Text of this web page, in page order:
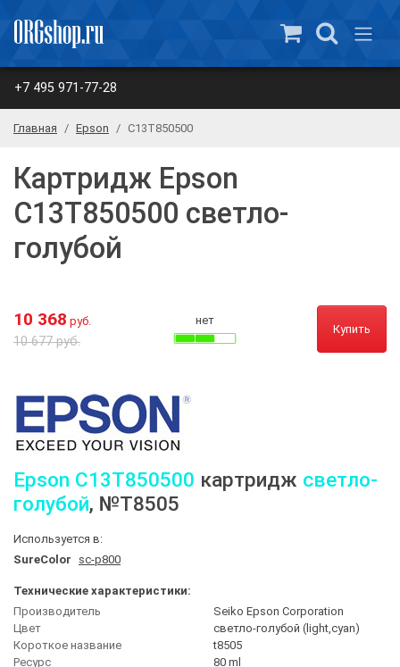
+7 495 971-77-28
Главная Epson C13T850500
Картридж Epson
C13T850500 светло-
голубой
10 368 руб.
10 677 руб.
нет
Купить
Epson C13T850500 картридж светло-
голубой, №T8505
Используется в:
SureColor
sc-p800
Технические характеристики:
Производитель
Seiko Epson Corporation
Цвет
светло-голубой (light,cyan)
Короткое название
t8505
Ресурс
80 ml